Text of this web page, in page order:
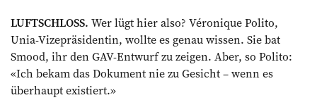
LUFTSCHLOSS. Wer lügt hier also? Véronique Polito,
Unia-Vizepräsidentin, wollte es genau wissen. Sie bat
Smood, ihr den GAV-Entwurf zu zeigen. Aber, so Polito:
«Ich bekam das Dokument nie zu Gesicht – wenn es
überhaupt existiert.»